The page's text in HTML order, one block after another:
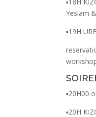
Yeslam
▪️19H
▪️20H00
▪️20H